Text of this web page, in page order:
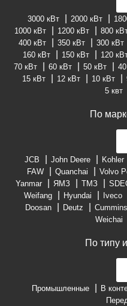
3000 кВт 2000 кВт
1000 кВт
1200 кВт 800
400 кВт
350 кВт 300 кВт
160 кВт
150 кВт 120
70 кВт
60 кВт 50 кВт
15 кВт
12 кВт 10 кВт
5 квт
По
JCB John Deere Kohler
FAW
Quanchai Volvo
Yanmar
ЯМЗ ТМЗ
Weifang
Hyundai Iveco
Doosan
Deutz Cummins
Weichai
По типу
Промышленные В